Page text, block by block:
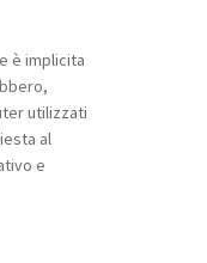
è implicita
utilizzati
al
e